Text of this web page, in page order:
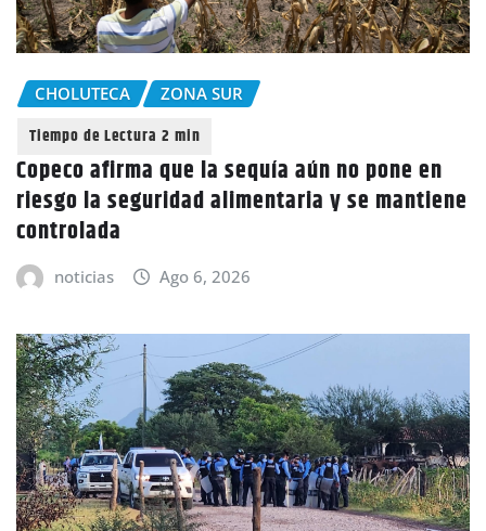
CHOLUTECA ZONA SUR
Copeco afirma que la sequía aún no pone en
riesgo la seguridad alimentaria y se mantiene
controlada
noticias Ago 6, 2026